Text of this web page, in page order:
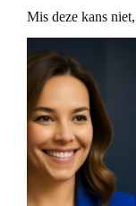
Mis deze kans